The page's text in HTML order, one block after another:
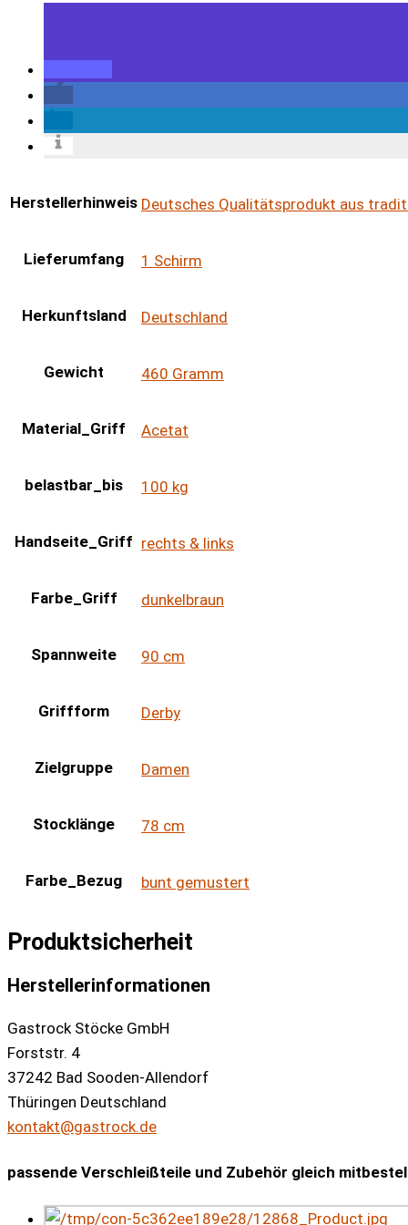
Herstellerhinweis Deutsches Qualitätsprodukt aus
Lieferumfang 1 Schirm
Herkunftsland Deutschland
Gewicht 460 Gramm
Material_Griff Acetat
belastbar_bis 100 kg
Handseite_Griff rechts & links
Farbe_Griff dunkelbraun
Spannweite 90 cm
Griffform Derby
Zielgruppe Damen
Stocklänge 78 cm
Farbe_Bezug bunt gemustert
Produktsicherheit
Herstellerinformationen
Gastrock Stöcke GmbH
Forststr. 4
37242 Bad Sooden-Allendorf
Thüringen Deutschland
kontakt@gastrock.de
passende Verschleißteile und Zubehör gleich